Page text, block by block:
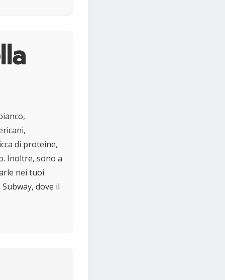
di proteine,
Inoltre, sono a
nei tuoi
dove il